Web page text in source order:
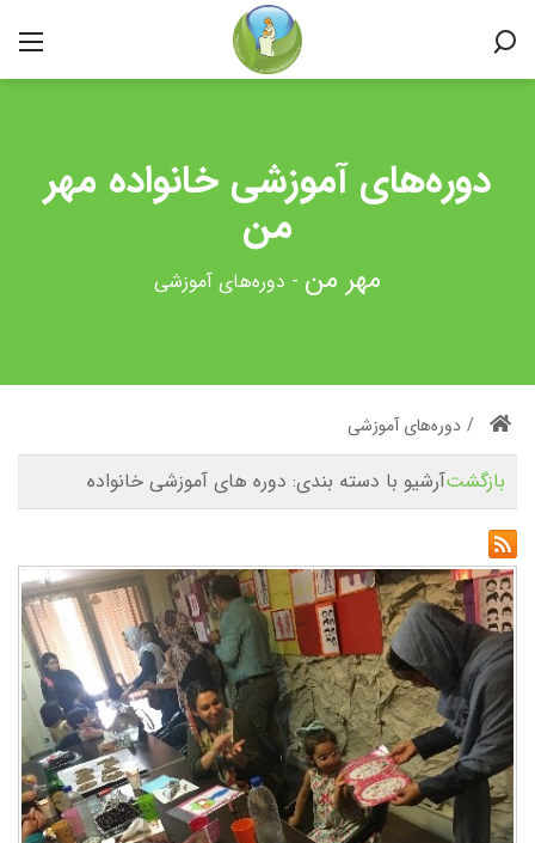
دوره‌های آموزشی خانواده مهر
من
- دوره‌های آموزشی
/ دوره‌های آموزشی
آرشیو با دسته بندی: دوره های آموزشی خانواده بازگشت